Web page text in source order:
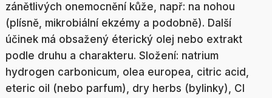
zánětlivých onemocnění kůže, např: na nohou
(plísně, mikrobiální ekzémy a podobně). Další
účinek má obsažený éterický olej nebo extrakt
podle druhu a charakteru. Složení: natrium
hydrogen carbonicum, olea europea, citric acid,
eteric oil (nebo parfum), dry herbs (bylinky), CI